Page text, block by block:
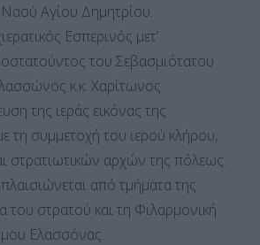
Αγίου Δημητρίου.
Εσπερινός μετ’
του Σεβασμιότατου
κ.κ. Χαρίτωνος.
της ιεράς εικόνας της
τη συμμετοχή του ιερού κλήρου,
στρατιωτικών αρχών της πόλεως.
από τμήματα της
του στρατού και τη Φιλαρμονική
Ελασσόνας.